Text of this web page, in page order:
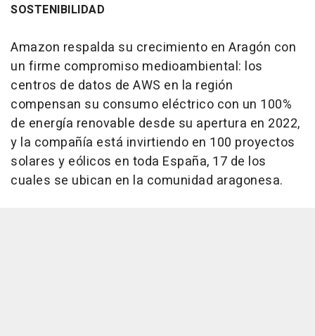
SOSTENIBILIDAD
Amazon respalda su crecimiento en Aragón con
un firme compromiso medioambiental: los
centros de datos de AWS en la región
compensan su consumo eléctrico con un 100%
de energía renovable desde su apertura en 2022,
y la compañía está invirtiendo en 100 proyectos
solares y eólicos en toda España, 17 de los
cuales se ubican en la comunidad aragonesa.